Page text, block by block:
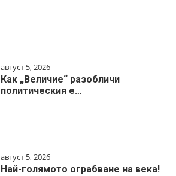
август 5, 2026
Как „Величие“ разобличи
политическия е…
август 5, 2026
Най-голямото ограбване на века!